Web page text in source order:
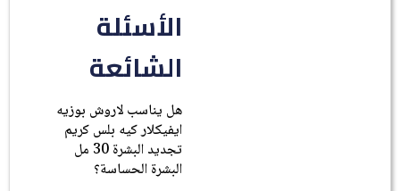
الأسئلة
الشائعة
هل يناسب لاروش بوزيه
ايفيكلار كيه بلس كريم
تجديد البشرة 30 مل
البشرة الحساسة؟